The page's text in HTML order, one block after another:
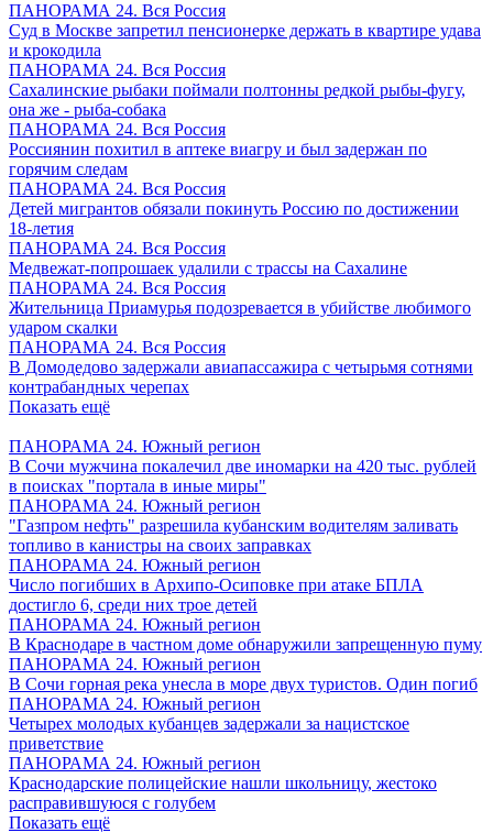
ПАНОРАМА 24. Вся Россия
Суд в Москве запретил пенсионерке держать в квартире удава
и крокодила
ПАНОРАМА 24. Вся Россия
Сахалинские рыбаки поймали полтонны редкой рыбы-фугу,
она же - рыба-собака
ПАНОРАМА 24. Вся Россия
Россиянин похитил в аптеке виагру и был задержан по
горячим следам
ПАНОРАМА 24. Вся Россия
Детей мигрантов обязали покинуть Россию по достижении
18-летия
ПАНОРАМА 24. Вся Россия
Медвежат-попрошаек удалили с трассы на Сахалине
ПАНОРАМА 24. Вся Россия
Жительница Приамурья подозревается в убийстве любимого
ударом скалки
ПАНОРАМА 24. Вся Россия
В Домодедово задержали авиапассажира с четырьмя сотнями
контрабандных черепах
Показать ещё
ПАНОРАМА 24. Южный регион
В Сочи мужчина покалечил две иномарки на 420 тыс. рублей
в поисках "портала в иные миры"
ПАНОРАМА 24. Южный регион
"Газпром нефть" разрешила кубанским водителям заливать
топливо в канистры на своих заправках
ПАНОРАМА 24. Южный регион
Число погибших в Архипо-Осиповке при атаке БПЛА
достигло 6, среди них трое детей
ПАНОРАМА 24. Южный регион
В Краснодаре в частном доме обнаружили запрещенную пуму
ПАНОРАМА 24. Южный регион
В Сочи горная река унесла в море двух туристов. Один погиб
ПАНОРАМА 24. Южный регион
Четырех молодых кубанцев задержали за нацистское
приветствие
ПАНОРАМА 24. Южный регион
Краснодарские полицейские нашли школьницу, жестоко
расправившуюся с голубем
Показать ещё